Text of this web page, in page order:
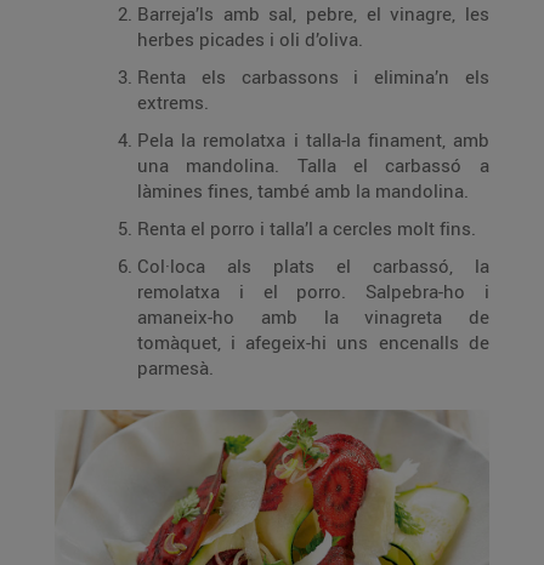
Barreja’ls amb sal, pebre, el vinagre, les
herbes picades i oli d’oliva.
Renta els carbassons i elimina’n els
extrems.
Pela la remolatxa i talla-la finament, amb
una mandolina. Talla el carbassó a
làmines fines, també amb la mandolina.
Renta el porro i talla’l a cercles molt fins.
Col·loca als plats el carbassó, la
remolatxa i el porro. Salpebra-ho i
amaneix-ho amb la vinagreta de
tomàquet, i afegeix-hi uns encenalls de
parmesà.